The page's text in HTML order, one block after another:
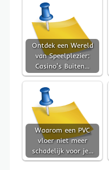
Ontdek een Wereld
van Speelplezier:
Casino's Buiten…
Waarom een PVC
vloer niet meer
schadelijk voor je…